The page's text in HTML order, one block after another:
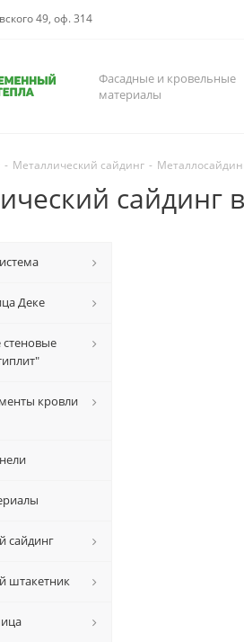
49, оф. 314
Фасадные и кровельные
материалы
- Металлический сайдинг -
сайдинг
Деке
кровли
сайдинг
штакетник